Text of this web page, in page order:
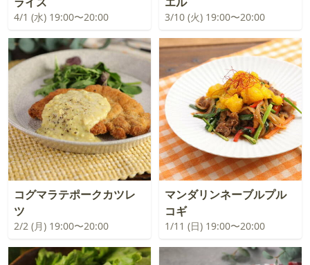
4/1 (水) 19:00〜20:00 3/10 (火) 19:00〜20:00
コグマラテポークカツレ
ツ
2/2 (月) 19:00〜20:00
マンダリンネーブルプル
コギ
1/11 (日) 19:00〜20:00